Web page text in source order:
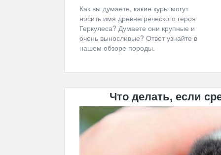
Как вы думаете, какие куры могут
носить имя древнегреческого героя
Геркулеса? Думаете они крупные и
очень выносливые? Ответ узнайте в
нашем обзоре породы.
Что делать, если